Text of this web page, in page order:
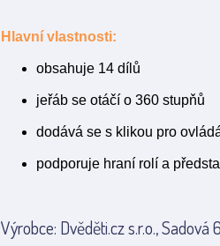
Hlavní vlastnosti:
obsahuje 14 dílů
jeřáb se otáčí o 360 stupňů
dodává se s klikou pro
podporuje hraní rolí a
Výrobce: Dvěděti.cz s.r.o.,